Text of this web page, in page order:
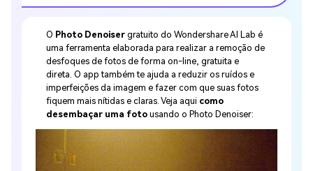
O Photo Denoiser gratuito do Wondershare AI Lab é
uma ferramenta elaborada para realizar a remoção de
desfoques de fotos de forma on-line, gratuita e
direta. O app também te ajuda a reduzir os ruídos e
imperfeições da imagem e fazer com que suas fotos
fiquem mais nítidas e claras. Veja aqui como
desembaçar uma foto usando o Photo Denoiser: